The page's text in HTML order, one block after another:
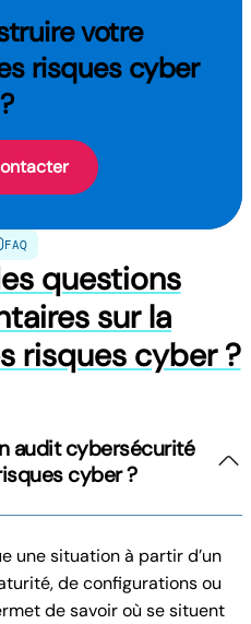
votre
risques cyber
?
FAQ
questions
sur la
risques cyber ?
audit cybersécurité
cyber ?
une situation à partir d’un
de configurations ou
de savoir où se situent